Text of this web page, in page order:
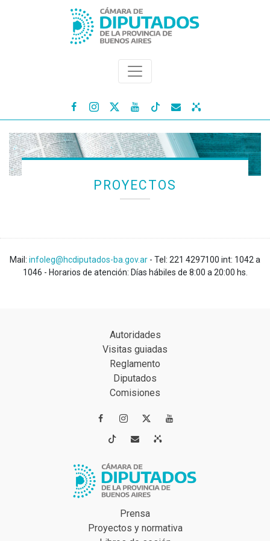
   
PROYECTOS
Mail: infoleg@hcdiputados-ba.gov.ar - Tel: 221 4297100 int: 1042 a
1046 - Horarios de atención: Días hábiles de 8:00 a 20:00 hs.
Autoridades
Visitas guiadas
Reglamento
Diputados
Comisiones
 
 
Prensa
Proyectos y normativa